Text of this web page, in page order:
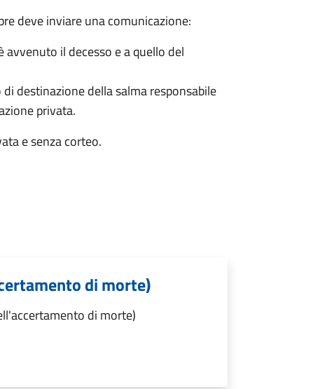
deve inviare una comunicazione:
il decesso e a quello del
destinazione della salma responsabile
privata.
e senza corteo.
di morte)
di morte)